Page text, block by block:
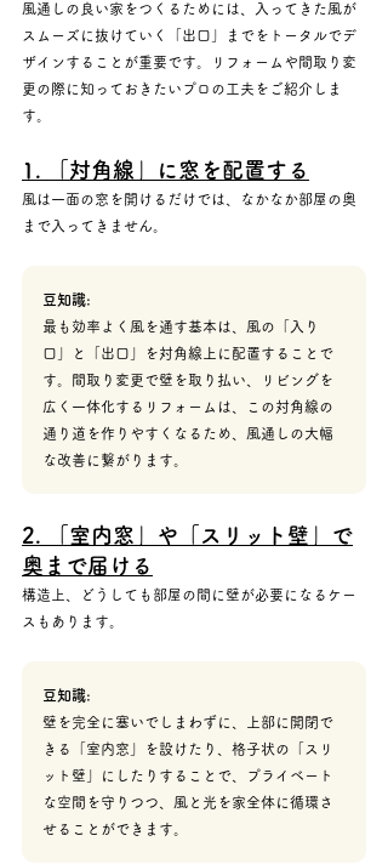
風通しの良い家をつくるためには、入ってきた風が
スムーズに抜けていく「出口」までをトータルでデ
ザインすることが重要です。リフォームや間取り変
更の際に知っておきたいプロの工夫をご紹介しま
す。
1. 「対角線」に窓を配置する
風は一面の窓を開けるだけでは、なかなか部屋の奥
まで入ってきません。
豆知識:
最も効率よく風を通す基本は、風の「入り
口」と「出口」を対角線上に配置することで
す。間取り変更で壁を取り払い、リビングを
広く一体化するリフォームは、この対角線の
通り道を作りやすくなるため、風通しの大幅
な改善に繋がります。
2. 「室内窓」や「スリット壁」で
奥まで届ける
構造上、どうしても部屋の間に壁が必要になるケー
スもあります。
豆知識:
壁を完全に塞いでしまわずに、上部に開閉で
きる「室内窓」を設けたり、格子状の「スリ
ット壁」にしたりすることで、プライベート
な空間を守りつつ、風と光を家全体に循環さ
せることができます。